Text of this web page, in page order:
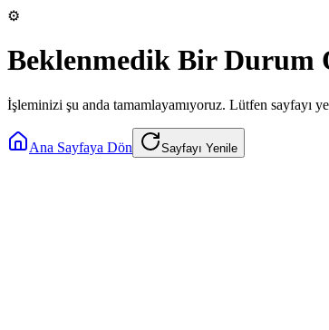
⚙️
Beklenmedik Bir Durum
İşleminizi şu anda tamamlayamıyoruz. Lütfen sayfayı
Ana Sayfaya Dön Sayfayı Yenile